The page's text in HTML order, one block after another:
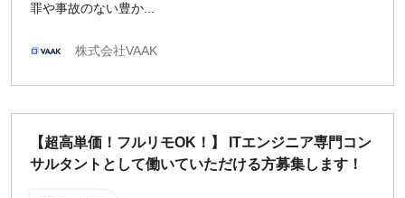
罪や事故のない豊か...
株式会社VAAK
【超高単価！フルリモOK！】 ITエンジニア専門コン
サルタントとして働いていただける方募集します！